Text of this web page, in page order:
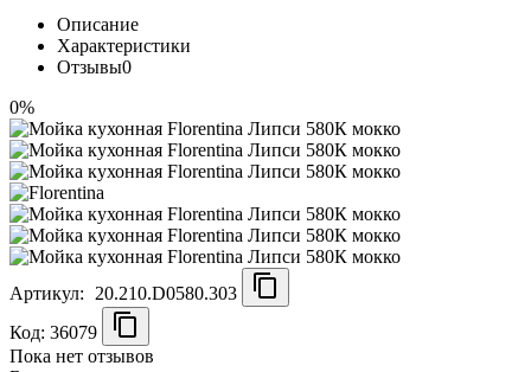
Описание
Характеристики
Отзывы0
0%
Артикул:
20.210.D0580.303
Код: 36079
Пока нет отзывов